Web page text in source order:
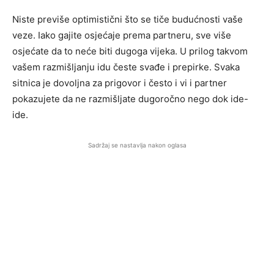
Niste previše optimistični što se tiče budućnosti vaše
veze. Iako gajite osjećaje prema partneru, sve više
osjećate da to neće biti dugoga vijeka. U prilog takvom
vašem razmišljanju idu česte svađe i prepirke. Svaka
sitnica je dovoljna za prigovor i često i vi i partner
pokazujete da ne razmišljate dugoročno nego dok ide-
ide.
Sadržaj se nastavlja nakon oglasa